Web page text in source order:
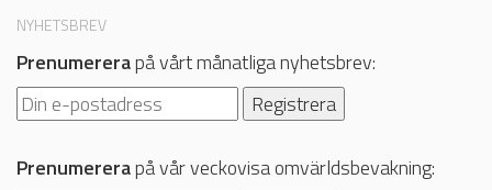
NYHETSBREV
Prenumererapå vårt månatliga nyhetsbrev:
Prenumererapå vår veckovisa omvärldsbevakning: